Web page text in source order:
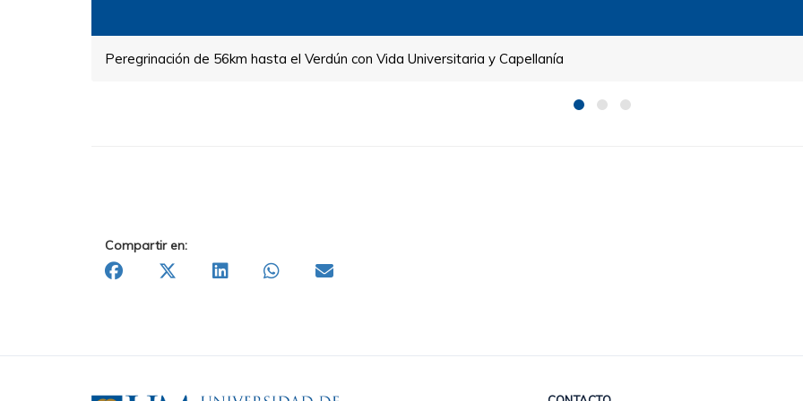
Peregrinación de 56km hasta el Verdún con Vida Universitaria y Capellanía
Compartir en: